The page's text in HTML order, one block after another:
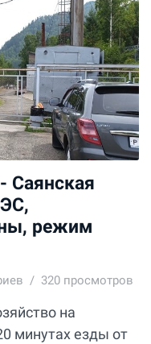
Саянская
режим
320 просмотров
на
минутах езды от